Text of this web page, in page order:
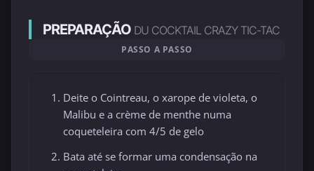
PREPARAÇÃO DU COCKTAIL CRAZY TIC-TAC
PASSO A PASSO
Deite o Cointreau, o xarope de violeta, o
Malibu e a crème de menthe numa
coqueteleira com 4/5 de gelo
Bata até se formar uma condensação na